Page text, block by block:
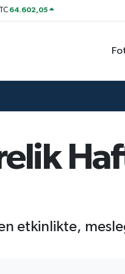
64.602,05
etkinlikte,